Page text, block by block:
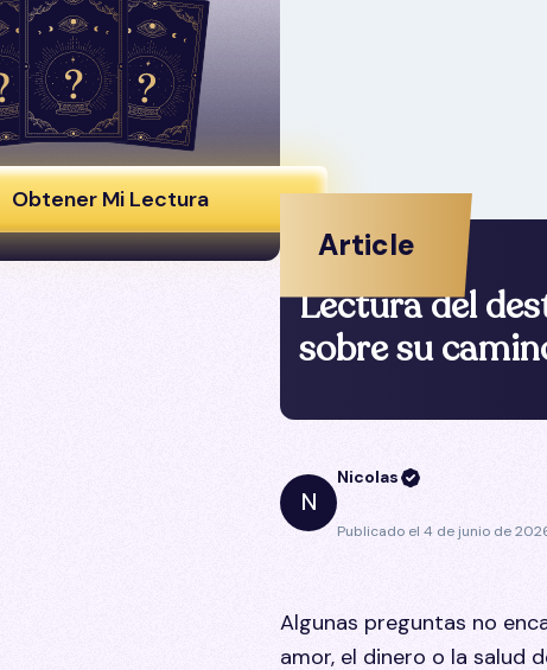
Article
Lectura del
sobre su
N
Nicolas
Publicado el 4 de junio de
Algunas preguntas no
amor, el dinero o la salud
Obtener Mi Lectura